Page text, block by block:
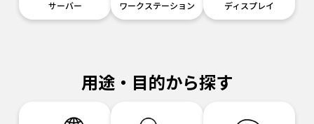
サーバー ワークステーション ディスプレイ
用途・目的から探す